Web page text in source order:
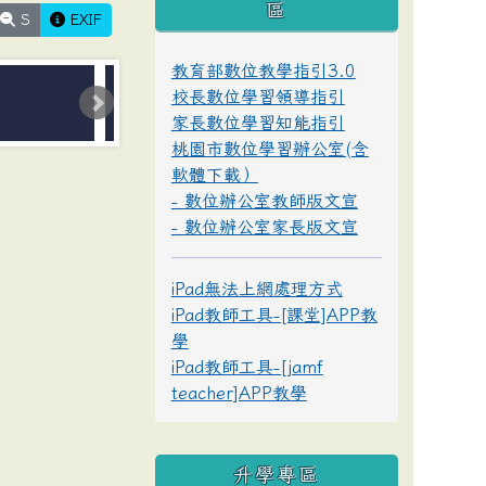
S EXIF
區
教育部數位教學指引3.0
校長數位學習領導指引
家長數位學習知能指引
桃園市數位學習辦公室(含
軟體下載）
- 數位辦公室教師版文宣
- 數位辦公室家長版文宣
iPad無法上網處理方式
iPad教師工具-[課堂]APP教
學
iPad教師工具-[jamf
teacher]APP教學
升學專區